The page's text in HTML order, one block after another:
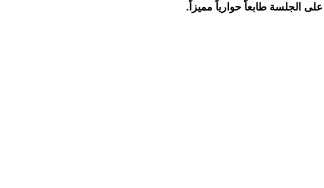
الجلسة طابعاً حوارياً مميزاً.